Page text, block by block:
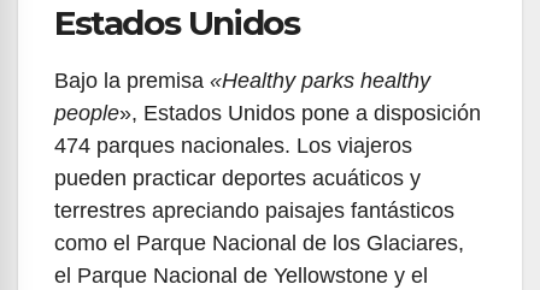
Estados Unidos
Bajo la premisa «Healthy parks healthy
people», Estados Unidos pone a disposición
474 parques nacionales. Los viajeros
pueden practicar deportes acuáticos y
terrestres apreciando paisajes fantásticos
como el Parque Nacional de los Glaciares,
el Parque Nacional de Yellowstone y el